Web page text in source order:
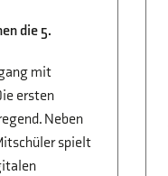
die 5.
mit
ersten
Neben
spielt